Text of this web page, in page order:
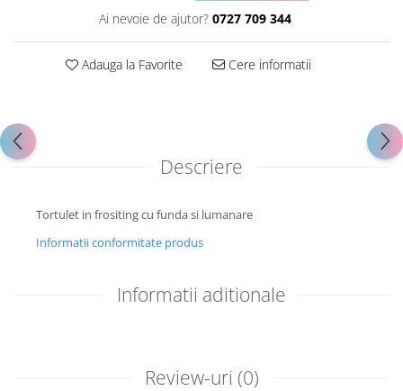
Ai nevoie de ajutor? 0727 709 344
Adauga la Favorite Cere informatii
Descriere
Tortulet in frositing cu funda si lumanare
Informatii conformitate produs
Informatii aditionale
Review-uri (0)